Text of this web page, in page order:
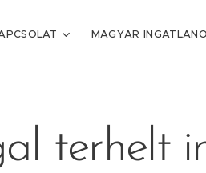
MAGYAR
terhelt